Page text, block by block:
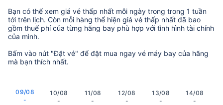
Bạn có thể xem giá vé thấp nhất mỗi ngày trong trong 1 tuần
tới trên lịch. Còn mỗi hàng thể hiện giá vé thấp nhất đã bao
gồm thuế phí của từng hãng bay phù hợp với tình hình tài chính
của mình.
Bấm vào nút "Đặt vé" để đặt mua ngay vé máy bay của hãng
mà bạn thích nhất.
09/08
-
10/08
-
11/08
-
12/08
-
13/08
-
14/08
-